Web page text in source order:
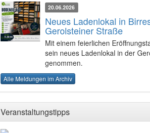
20.06.2026
Neues Ladenlokal in
Gerolsteiner Straße
Mit einem feierlichen
sein neues Ladenlokal in der
genommen.
Alle Meldungen im Archiv
Veranstaltungstipps